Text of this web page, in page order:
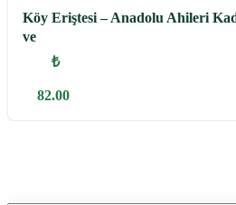
Köy Eriştesi – Anadolu Ahileri
ve
₺
82.00